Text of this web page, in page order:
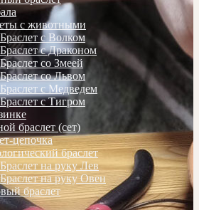
с животными
Браслет с Волком
Браслет с Драконом
Браслет со Змеей
Браслет со Львом
Браслет с Медведем
Браслет с Тигром
браслет (сет)
цепочка
браслет
Браслет на руку Лев
Браслет на руку Овен
браслет